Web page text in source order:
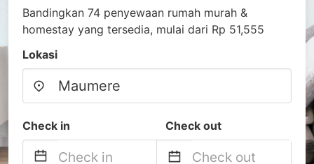
Bandingkan 74 penyewaan rumah murah &
homestay yang tersedia, mulai dari Rp 51,555
Lokasi
Check in Check out